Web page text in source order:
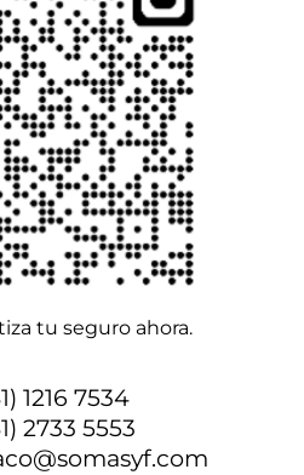
tu seguro ahora.
1216 7534
5553